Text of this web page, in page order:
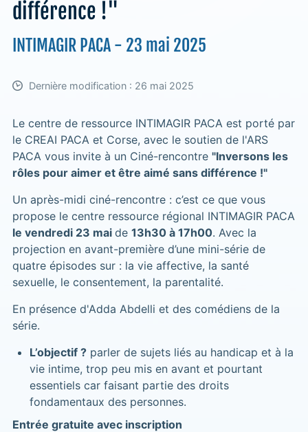
différence !"
INTIMAGIR PACA - 23 mai 2025
Dernière modification : 26 mai 2025
Le centre de ressource INTIMAGIR PACA est porté par
le CREAI PACA et Corse, avec le soutien de l'ARS
PACA vous invite à un Ciné-rencontre "Inversons les
rôles pour aimer et être aimé sans différence !"
Un après-midi ciné-rencontre : c’est ce que vous
propose le centre ressource régional INTIMAGIR PACA
le vendredi 23 mai de 13h30 à 17h00. Avec la
projection en avant-première d’une mini-série de
quatre épisodes sur : la vie affective, la santé
sexuelle, le consentement, la parentalité.
En présence d'Adda Abdelli et des comédiens de la
série.
L’objectif ?parler de sujets liés au handicap et à la
vie intime, trop peu mis en avant et pourtant
essentiels car faisant partie des droits
fondamentaux des personnes.
Entrée gratuite avec inscription